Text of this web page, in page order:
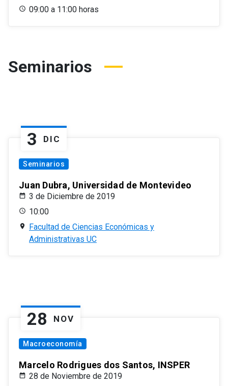
09:00 a 11:00 horas
Seminarios
3 DIC
Seminarios
Juan Dubra, Universidad de Montevideo
3 de Diciembre de 2019
10:00
Facultad de Ciencias Económicas y
Administrativas UC
28 NOV
Macroeconomía
Marcelo Rodrigues dos Santos, INSPER
28 de Noviembre de 2019